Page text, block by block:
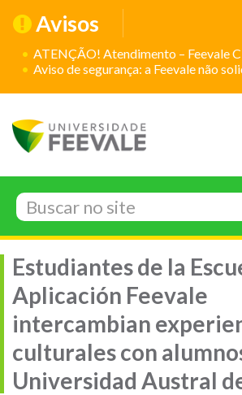
Avisos
ATENÇÃO! Atendimento – Feevale
Aviso de segurança: a Feevale não solicita a
Estudiantes de la
Aplicación Feevale
intercambian
culturales con
Universidad Austral